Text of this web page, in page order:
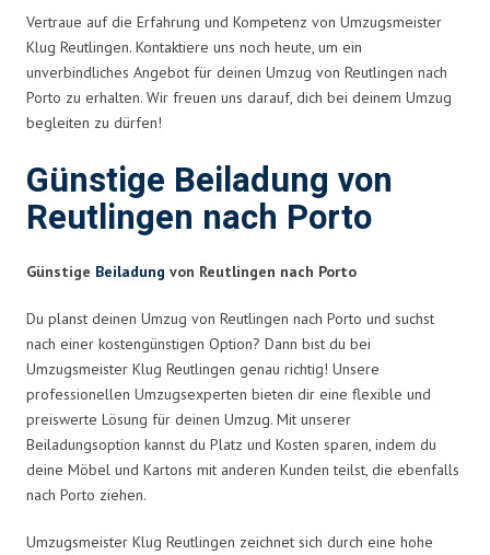
Vertraue auf die Erfahrung und Kompetenz von Umzugsmeister
Klug Reutlingen. Kontaktiere uns noch heute, um ein
unverbindliches Angebot für deinen Umzug von Reutlingen nach
Porto zu erhalten. Wir freuen uns darauf, dich bei deinem Umzug
begleiten zu dürfen!
Günstige Beiladung von
Reutlingen nach Porto
Günstige Beiladung von Reutlingen nach Porto
Du planst deinen Umzug von Reutlingen nach Porto und suchst
nach einer kostengünstigen Option? Dann bist du bei
Umzugsmeister Klug Reutlingen genau richtig! Unsere
professionellen Umzugsexperten bieten dir eine flexible und
preiswerte Lösung für deinen Umzug. Mit unserer
Beiladungsoption kannst du Platz und Kosten sparen, indem du
deine Möbel und Kartons mit anderen Kunden teilst, die ebenfalls
nach Porto ziehen.
Umzugsmeister Klug Reutlingen zeichnet sich durch eine hohe